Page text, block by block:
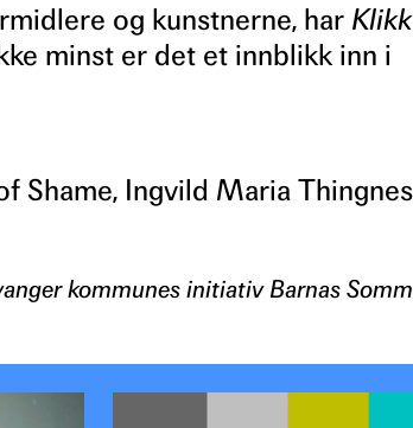
og kunstnerne, har
minst er det et innblikk inn i
Shame, Ingvild Maria
kommunes initiativ Barnas